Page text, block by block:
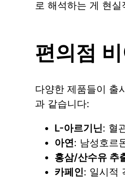
로 해석하는 게 현실
편의점
다양한 제품들이 출
과 같습니다:
L-아르기닌: 혈
아연: 남성호르
홍삼/산수유 추
카페인: 일시적